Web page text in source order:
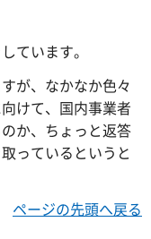
ています。
が、なかなか色々
けて、国内事業者
か、ちょっと返答
っているというと
ページの先頭へ戻る